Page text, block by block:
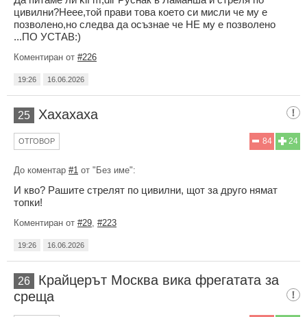
цивилни?Неее,той прави това което си мисли че му е
позволено,но следва да осъзнае че НЕ му е позволено
...ПО УСТАВ:)
Коментиран от #226
19:26 16.06.2026
25 Хахахаха
24
84
ОТГОВОР
До коментар #1 от "Без име":
И кво? Рашите стрелят по цивилни, щот за друго нямат
топки!
Коментиран от #29 #223
19:26 16.06.2026
26
Крайцерът Москва вика фрегатата за
среща